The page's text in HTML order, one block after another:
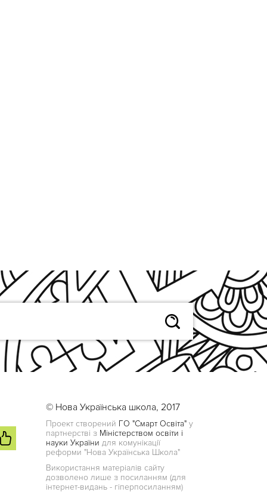
© Нова Українська школа, 2017
Проект створений ГО "Смарт Освіта" у
партнерстві з Міністерством освіти і
науки України для комунікації
реформи "Нова Українська Школа"
Використання матеріалів сайту
дозволено лише з посиланням (для
інтернет-видань - гіперпосиланням)